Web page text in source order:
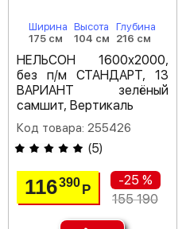
Ширина
175 см
Высота
104 см
Глубина
216 см
НЕЛЬСОН 1600х2000,
без п/м СТАНДАРТ, 13
ВАРИАНТ зелёный
самшит, Вертикаль
Код товара: 255426
(5)
116390 Р
-25 %
155 190